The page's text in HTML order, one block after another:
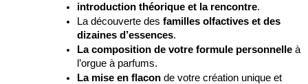
introduction théorique et la rencontre.
La découverte des familles olfactives et des
dizaines d’essences.
La composition de votre formule personnelle à
l’orgue à parfums.
La mise en flacon de votre création unique et